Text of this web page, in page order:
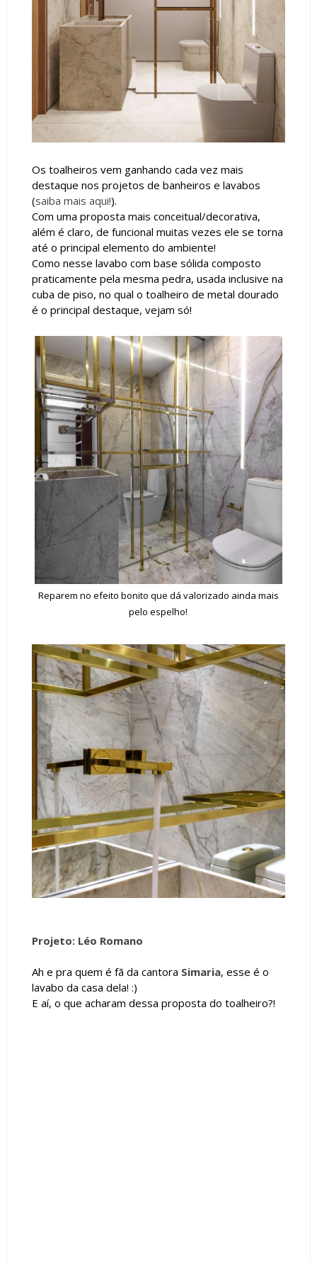
Os toalheiros vem ganhando cada vez mais
destaque nos projetos de banheiros e lavabos
(saiba mais aqui!).
Com uma proposta mais conceitual/decorativa,
além é claro, de funcional muitas vezes ele se torna
até o principal elemento do ambiente!
Como nesse lavabo com base sólida composto
praticamente pela mesma pedra, usada inclusive na
cuba de piso, no qual o toalheiro de metal dourado
é o principal destaque, vejam só!
Reparem no efeito bonito que dá valorizado ainda mais
pelo espelho!
Projeto: Léo Romano
Ah e pra quem é fã da cantora Simaria, esse é o
lavabo da casa dela! :)
E aí, o que acharam dessa proposta do toalheiro?!